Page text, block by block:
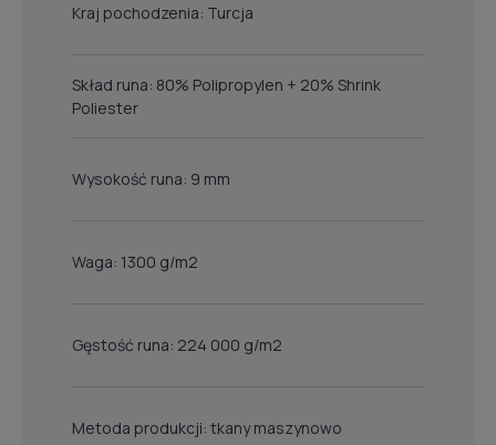
Kraj pochodzenia: Turcja
Skład runa: 80% Polipropylen + 20% Shrink
Poliester
Wysokość runa: 9 mm
Waga: 1300 g/m2
Gęstość runa: 224 000 g/m2
Metoda produkcji: tkany maszynowo